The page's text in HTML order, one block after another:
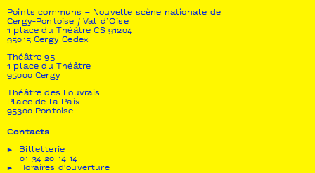
Points communs – Nouvelle scène nationale de
Cergy-Pontoise / Val d’Oise
1 place du Théâtre CS 91204
95015 Cergy Cedex
Théâtre 95
1 place du Théâtre
95000 Cergy
Théâtre des Louvrais
Place de la Paix
95300 Pontoise
Contacts
Billetterie
01 34 20 14 14
Horaires d'ouverture